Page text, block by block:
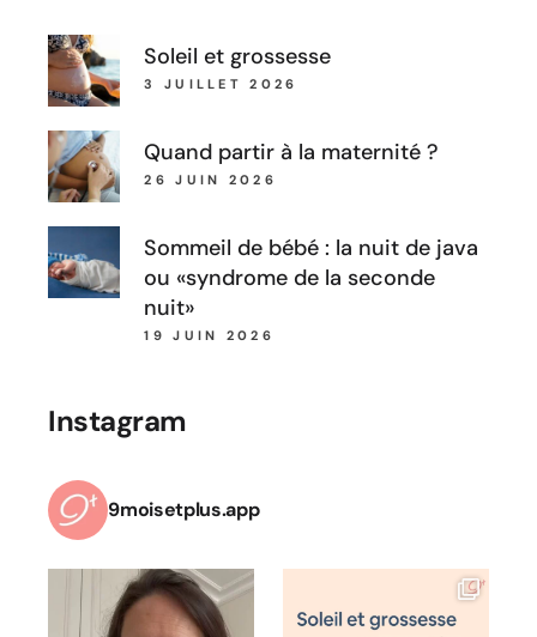
Soleil et grossesse
3 JUILLET 2026
Quand partir à la maternité ?
26 JUIN 2026
Sommeil de bébé : la nuit de java
ou «syndrome de la seconde
nuit»
19 JUIN 2026
Instagram
9moisetplus.app